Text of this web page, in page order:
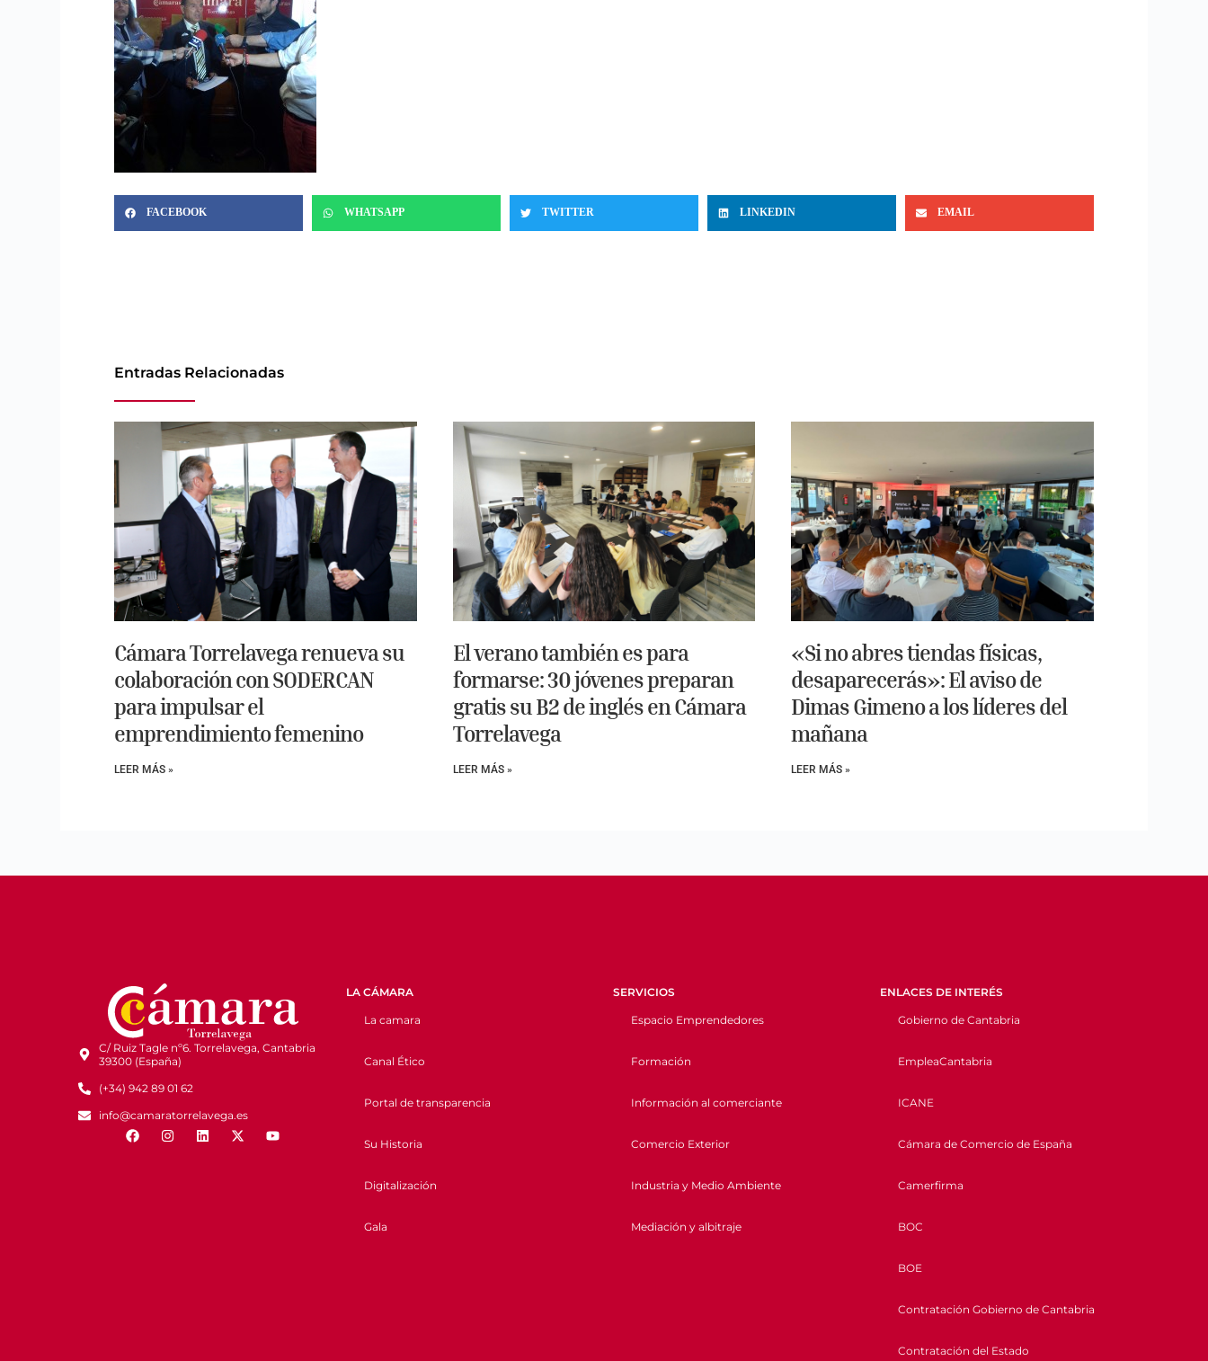
FACEBOOK WHATSAPP TWITTER LINKEDIN EMAIL
Entradas Relacionadas
Cámara Torrelavega renueva su
colaboración con SODERCAN
para impulsar el
emprendimiento femenino
LEER MÁS »
El verano también es para
formarse: 30 jóvenes preparan
gratis su B2 de inglés en Cámara
Torrelavega
LEER MÁS »
«Si no abres tiendas físicas,
desaparecerás»: El aviso de
Dimas Gimeno a los líderes del
mañana
LEER MÁS »
C/ Ruiz Tagle nº6. Torrelavega, Cantabria
39300 (España)
(+34) 942 89 01 62
info@camaratorrelavega.es
LA CÁMARA
La camara
Canal Ético
Portal de transparencia
Su Historia
Digitalización
Gala
SERVICIOS
Espacio Emprendedores
Formación
Información al comerciante
Comercio Exterior
Industria y Medio Ambiente
Mediación y albitraje
ENLACES DE INTERÉS
Gobierno de Cantabria
EmpleaCantabria
ICANE
Cámara de Comercio de España
Camerfirma
BOC
BOE
Contratación Gobierno de Cantabria
Contratación del Estado